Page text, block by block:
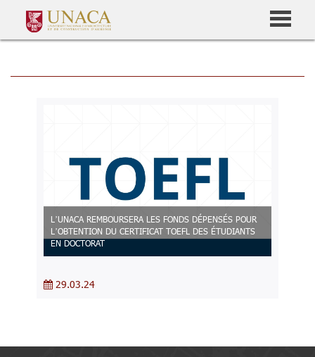
L’UNACA REMBOURSERA LES FONDS DÉPENSÉS POUR
L’OBTENTION DU CERTIFICAT TOEFL DES ÉTUDIANTS
EN DOCTORAT
29.03.24